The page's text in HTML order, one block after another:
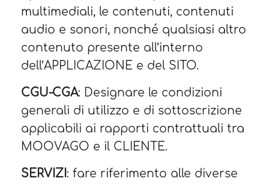
multimediali, le contenuti, contenuti
audio e sonori, nonché qualsiasi altro
contenuto presente all’interno
dell’APPLICAZIONE e del SITO.
CGU-CGA: Designare le condizioni
generali di utilizzo e di sottoscrizione
applicabili ai rapporti contrattuali tra
MOOVAGO e il CLIENTE.
SERVIZI : fare riferimento alle diverse